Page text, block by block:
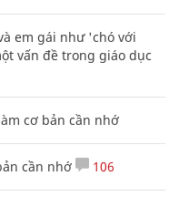
em gái như 'chó với
vấn đề trong giáo dục
cơ bản cần nhớ
cần nhớ 106